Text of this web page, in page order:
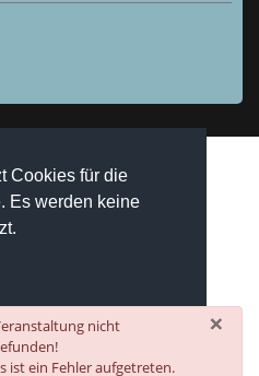
Cookies für die
Es werden keine
×
nicht
ist ein Fehler aufgetreten.
Alle Rechte